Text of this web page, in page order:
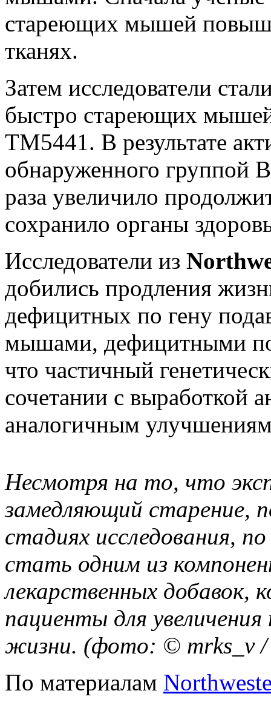
стареющих мышей
тканях.
Затем исследователи
быстро стареющих
TM5441. В результате
обнаруженного группой
раза увеличило
сохранило органы
Исследователи из
добились продления
дефицитных по гену
мышами, дефицитными
что частичный
сочетании с выработкой
аналогичным
Несмотря на то, что
замедляющий старение,
стадиях исследования,
стать одним из
лекарственных
пациенты для
жизни. (фото: © mrks_v
По материалам